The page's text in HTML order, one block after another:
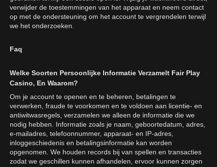
verwijder de toestemmingen van het apparaat en neem contact
op met de ondersteuning om het account te vergrendelen terwijl
we het onderzoeken.
Faq
Welke Soorten Persoonlijke Informatie Verzamelt Fair Play
Casino, En Waarom?
Om je account te openen en te beheren, betalingen te
verwerken, fraude te voorkomen en te voldoen aan licentie- en
antiwitwasregels, verzamelen we alleen de informatie die we
nodig hebben. Informatie zoals je naam, geboortedatum, adres,
e-mailadres, telefoonnummer, apparaat- en IP-adres,
inloggeschiedenis en betalingsinformatie kan worden
opgenomen. We houden records bij van spellen en transacties
zodat we geschillen kunnen afhandelen, ervoor kunnen zorgen